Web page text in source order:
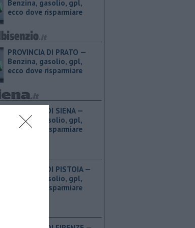
Benzina, gasolio, gpl,
ecco dove risparmiare
PROVINCIA DI PRATO — ​
Benzina, gasolio, gpl,
ecco dove risparmiare
PROVINCIA DI SIENA — ​
Benzina, gasolio, gpl,
ecco dove risparmiare
PROVINCIA DI PISTOIA — ​
Benzina, gasolio, gpl,
ecco dove risparmiare